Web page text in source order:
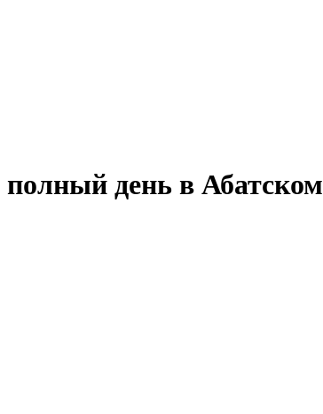
день в Абатском